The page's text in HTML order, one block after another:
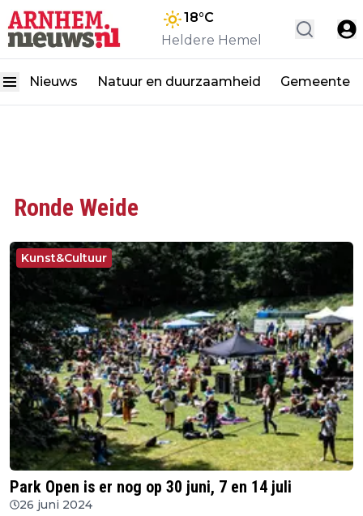
18°C
Heldere Hemel
Nieuws Natuur en duurzaamheid Gemeente
Ronde Weide
Kunst&Cultuur
Park Open is er nog op 30 juni, 7 en 14 juli
26 juni 2024